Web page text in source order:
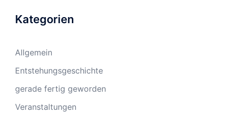
Kategorien
Allgemein
Entstehungsgeschichte
gerade fertig geworden
Veranstaltungen